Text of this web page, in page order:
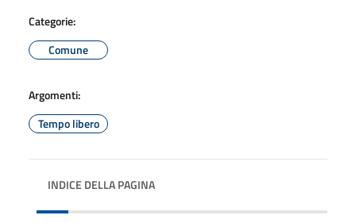
Categorie:
Comune
Argomenti:
Tempo libero
INDICE DELLA PAGINA